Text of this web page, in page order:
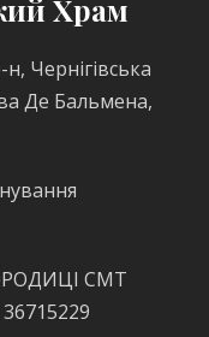
Храм
Чернігівська
Де Бальмена,
СМТ